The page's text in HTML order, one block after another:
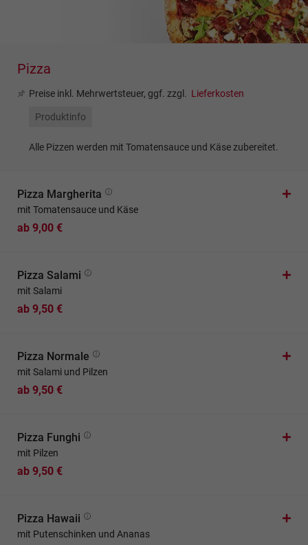
Pizza
Preise inkl. Mehrwertsteuer, ggf. zzgl. Lieferkosten
Produktinfo
Alle Pizzen werden mit Tomatensauce und Käse zubereitet.
Pizza Margherita
mit Tomatensauce und Käse
ab 9,00 €
Pizza Salami
mit Salami
ab 9,50 €
Pizza Normale
mit Salami und Pilzen
ab 9,50 €
Pizza Funghi
mit Pilzen
ab 9,50 €
Pizza Hawaii
mit Putenschinken und Ananas